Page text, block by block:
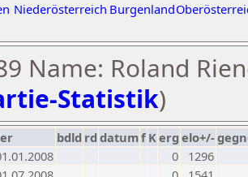
Niederösterreich Burgenland
Name: Roland
Statistik)
bdld rd datumf Kerg elo+/-
0
1296